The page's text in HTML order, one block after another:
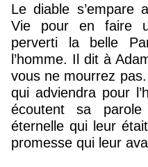
Le diable s’empare
Vie pour en faire
perverti la belle
l’homme. Il dit à
vous ne mourrez
qui adviendra pour
écoutent sa
éternelle qui leur
promesse qui leur